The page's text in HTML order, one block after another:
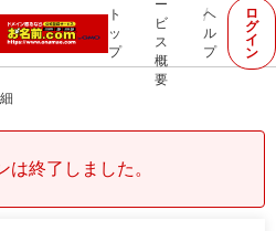
ト
ッ
プ
ー
ビ
ス
概
要
ヘ
ル
プ
ロ
グ
イ
ン
は終了しました。